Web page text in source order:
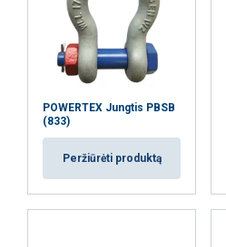
POWERTEX Jungtis PBSB
(833)
Peržiūrėti produktą